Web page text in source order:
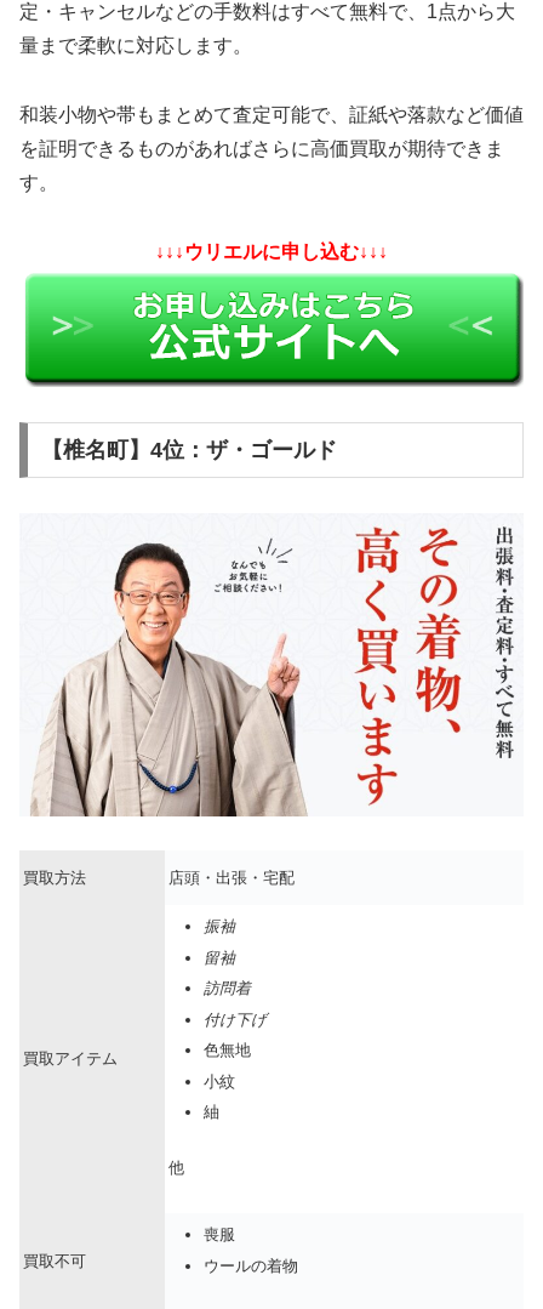
定・キャンセルなどの手数料はすべて無料で、1点から大
量まで柔軟に対応します。
和装小物や帯もまとめて査定可能で、証紙や落款など価値
を証明できるものがあればさらに高価買取が期待できま
す。
↓↓↓ウリエルに申し込む↓↓↓
【椎名町】4位：ザ・ゴールド
買取方法 店頭・出張・宅配
買取アイテム
振袖
留袖
訪問着
付け下げ
色無地
小紋
紬
他
買取不可
喪服
ウールの着物